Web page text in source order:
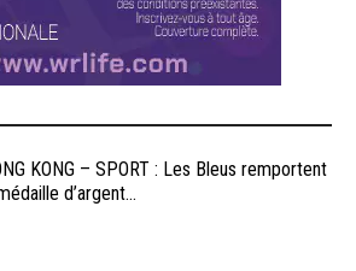
KONG – SPORT : Les Bleus remportent
d’argent...